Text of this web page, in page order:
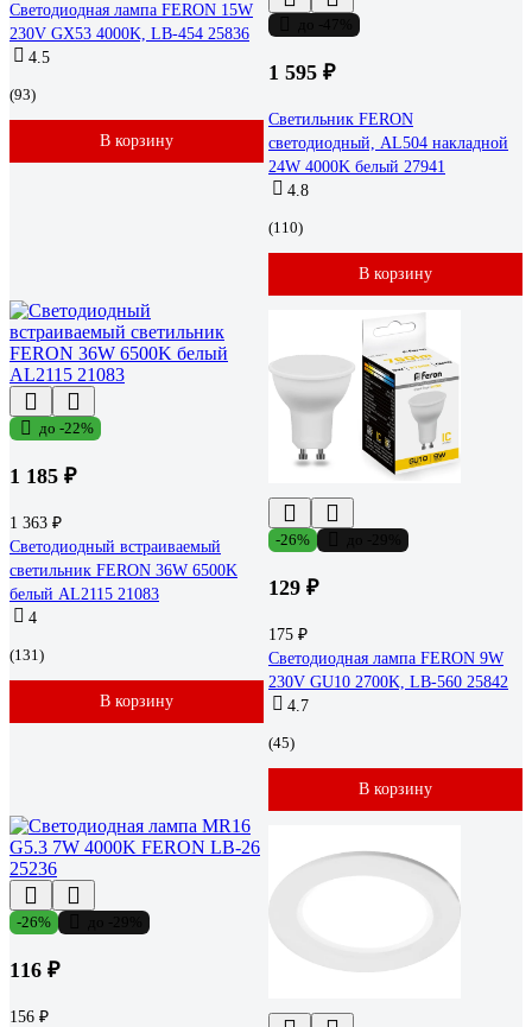
Светодиодная лампа FERON 15W
230V GX53 4000K, LB-454 25836
4.5
(93)
В корзину
1 595 ₽
Светильник FERON
светодиодный, AL504 накладной
24W 4000K белый 27941
4.8
(110)
В корзину
до -22%
1 185 ₽
1 363 ₽
Светодиодный встраиваемый
светильник FERON 36W 6500K
белый AL2115 21083
4
(131)
В корзину
-26%
129 ₽
175 ₽
Светодиодная лампа FERON 9W
230V GU10 2700K, LB-560 25842
4.7
(45)
В корзину
-26%
116 ₽
156 ₽